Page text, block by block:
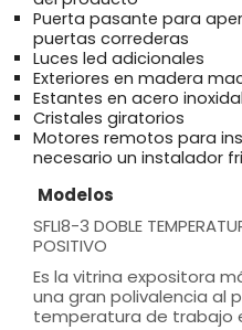
Puerta pasante para
puertas correderas
Luces led adicionales
Exteriores en madera
Estantes en acero
Cristales giratorios
Motores remotos para
necesario un instalador
Modelos
SFLI8-3 DOBLE
POSITIVO
Es la vitrina expositora
una gran polivalencia al
temperatura de trabajo